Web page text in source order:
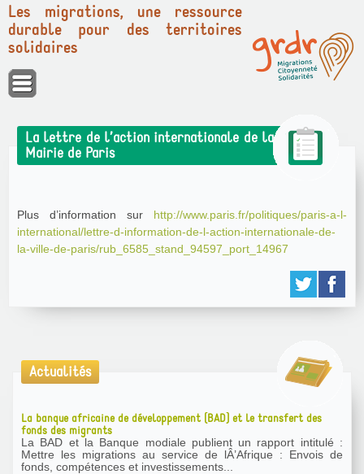
Panneau de gestion des cookies
Les migrations, une ressource
durable pour des territoires
solidaires
La lettre de l’action internationale de la
Mairie de Paris
Plus d’information sur http://www.paris.fr/politiques/paris-a-l-
international/lettre-d-information-de-l-action-internationale-de-
la-ville-de-paris/rub_6585_stand_94597_port_14967
Actualités
La banque africaine de développement (BAD) et le transfert des
fonds des migrants
La BAD et la Banque modiale publient un rapport intitulé :
Mettre les migrations au service de lÂ’Afrique : Envois de
fonds, compétences et investissements...